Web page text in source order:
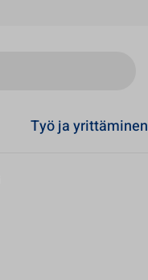
Työ ja yrittäminen